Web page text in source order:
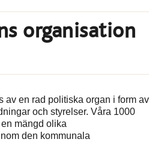
organisation
av en rad politiska organ i form av
och styrelser. Våra 1000
mängd olika
den kommunala